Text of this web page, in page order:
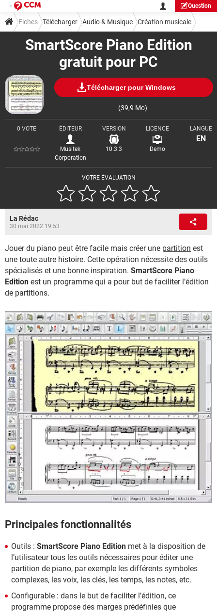
Question
SmartScore Piano Edition
gratuit pour PC
Télécharger pour Windows
(39,9 Mo)
VOTRE ÉVALUATION
0 VOTE ÉDITEUR
Musitek
Corporation
VERSION
10.3.3
LICENCE
Demo
LANGUE
EN
Fiches Télécharger Audio & Musique Création musicale
La Rédac
30 mai 2022 19:53
Jouer du piano peut être facile mais créer une partition est
une toute autre histoire. Cette opération nécessite des outils
spécialisés et une bonne inspiration. SmartScore Piano
Edition est un programme qui a pour but de faciliter l’édition
de partitions.
Principales fonctionnalités
Outils : SmartScore Piano Edition met à la disposition de
l’utilisateur tous les outils nécessaires pour éditer une
partition de piano, par exemple les différents symboles
complexes, les voix, les clés, les temps, les notes, etc.
Configurable : dans le but de faciliter l’édition, ce
programme propose des marges prédéfinies que